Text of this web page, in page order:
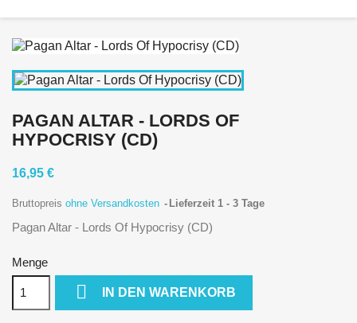
PAGAN ALTAR - LORDS OF
HYPOCRISY (CD)
16,95 €
Bruttopreis ohne Versandkosten Lieferzeit 1 - 3 Tage
Pagan Altar - Lords Of Hypocrisy (CD)
Menge
 IN DEN WARENKORB